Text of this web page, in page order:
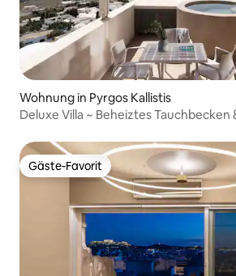
Wohnung in Pyrgos Kallistis
Deluxe Villa ~ Beheiztes Tauchbecken
Gäste-Favorit
Gäste-Favorit